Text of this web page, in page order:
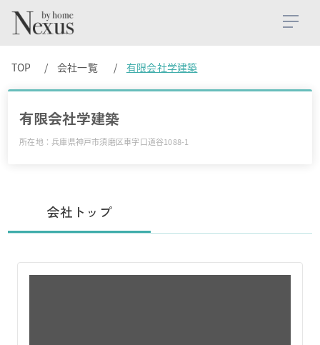
TOP 会社一覧 有限会社学建築
有限会社学建築
所在地：兵庫県神戸市須磨区車字口道谷1088-1
会社トップ